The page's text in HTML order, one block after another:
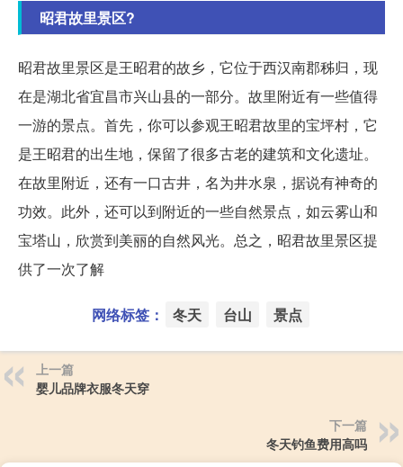
昭君故里景区?
昭君故里景区是王昭君的故乡，它位于西汉南郡秭归，现
在是湖北省宜昌市兴山县的一部分。故里附近有一些值得
一游的景点。首先，你可以参观王昭君故里的宝坪村，它
是王昭君的出生地，保留了很多古老的建筑和文化遗址。
在故里附近，还有一口古井，名为井水泉，据说有神奇的
功效。此外，还可以到附近的一些自然景点，如云雾山和
宝塔山，欣赏到美丽的自然风光。总之，昭君故里景区提
供了一次了解
网络标签： 冬天 台山 景点
上一篇
婴儿品牌衣服冬天穿
下一篇
冬天钓鱼费用高吗